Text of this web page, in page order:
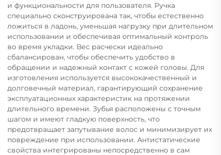
и функциональности для пользователя. Ручка
специально сконструирована так, чтобы естественно
ложиться в ладонь, уменьшая нагрузку при длительном
использовании и обеспечивая оптимальный контроль
во время укладки. Вес расчески идеально
сбалансирован, чтобы обеспечить удобство в
обращении и надежный контакт с кожей головы. Для
изготовления используется высококачественный и
долговечный материал, гарантирующий сохранение
эксплуатационных характеристик на протяжении
длительного времени. Зубья расположены с точным
шагом и имеют гладкую поверхность, что
предотвращает запутывание волос и минимизирует их
повреждение при использовании. Антистатические
свойства интегрированы непосредственно в сам